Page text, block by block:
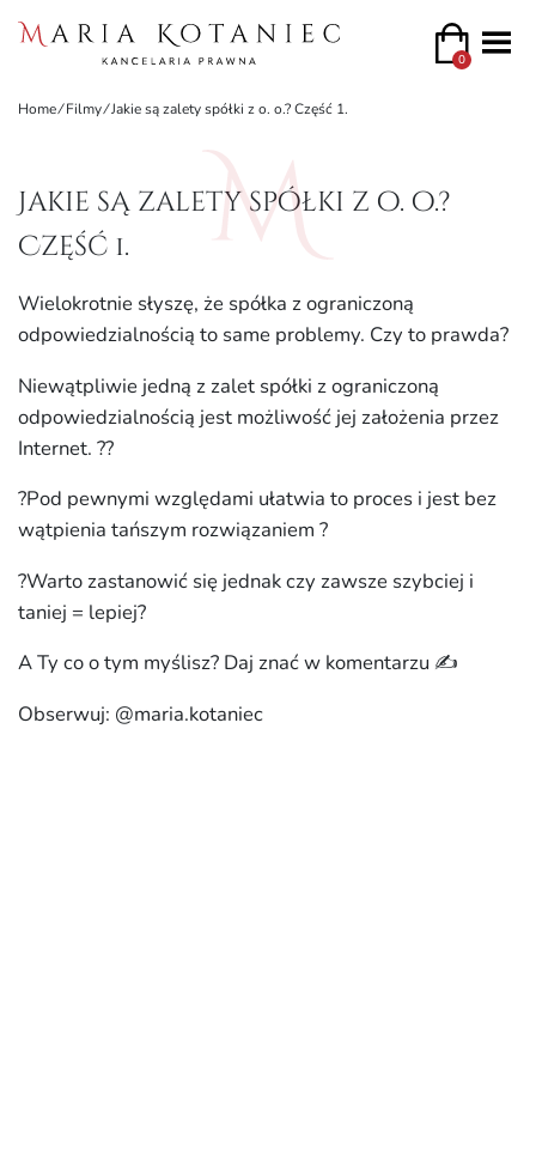
0
Home⁄Filmy⁄Jakie są zalety spółki z o. o.? Część 1.
Jakie są zalety spółki z o. o.?
Część 1.
Wielokrotnie słyszę, że spółka z ograniczoną
odpowiedzialnością to same problemy. Czy to prawda?
Niewątpliwie jedną z zalet spółki z ograniczoną
odpowiedzialnością jest możliwość jej założenia przez
Internet. ?‍?
?Pod pewnymi względami ułatwia to proces i jest bez
wątpienia tańszym rozwiązaniem ?
?Warto zastanowić się jednak czy zawsze szybciej i
taniej = lepiej?
A Ty co o tym myślisz? Daj znać w komentarzu ✍️
Obserwuj: @maria.kotaniec